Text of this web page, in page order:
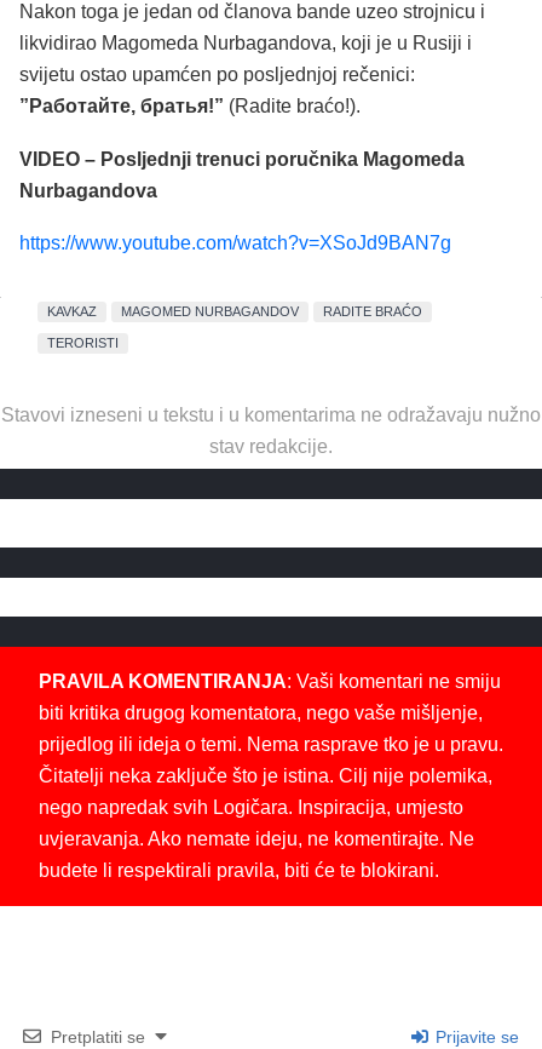
Nakon toga je jedan od članova bande uzeo strojnicu i
likvidirao Magomeda Nurbagandova, koji je u Rusiji i
svijetu ostao upamćen po posljednjoj rečenici:
”Работайте, братья!” (Radite braćo!).
VIDEO – Posljednji trenuci poručnika Magomeda
Nurbagandova
https://www.youtube.com/watch?v=XSoJd9BAN7g
KAVKAZ MAGOMED NURBAGANDOV RADITE BRAĆO
TERORISTI
Stavovi izneseni u tekstu i u komentarima ne odražavaju nužno
stav redakcije.
PRAVILA KOMENTIRANJA: Vaši komentari ne smiju
biti kritika drugog komentatora, nego vaše mišljenje,
prijedlog ili ideja o temi. Nema rasprave tko je u pravu.
Čitatelji neka zaključe što je istina. Cilj nije polemika,
nego napredak svih Logičara. Inspiracija, umjesto
uvjeravanja. Ako nemate ideju, ne komentirajte. Ne
budete li respektirali pravila, biti će te blokirani.
Pretplatiti se Prijavite se